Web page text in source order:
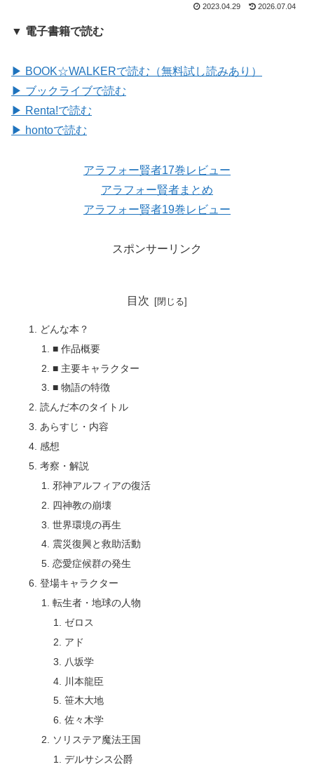
2023.04.29 2026.07.04
▼ 電子書籍で読む
▶ BOOK☆WALKERで読む（無料試し読みあり）
▶ ブックライブで読む
▶ Renta!で読む
▶ hontoで読む
アラフォー賢者17巻レビュー
アラフォー賢者まとめ
アラフォー賢者19巻レビュー
スポンサーリンク
目次
どんな本？
■ 作品概要
■ 主要キャラクター
■ 物語の特徴
読んだ本のタイトル
あらすじ・内容
感想
考察・解説
邪神アルフィアの復活
四神教の崩壊
世界環境の再生
震災復興と救助活動
恋愛症候群の発生
登場キャラクター
転生者・地球の人物
ゼロス
アド
八坂学
川本龍臣
笹木大地
佐々木学
ソリステア魔法王国
デルサシス公爵